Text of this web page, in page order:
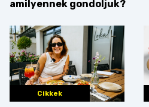
amilyennek gondoljuk?
Cikkek